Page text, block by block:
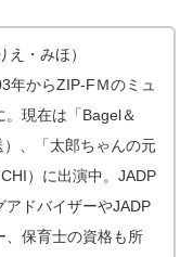
・みほ）
年からZIP-FＭのミュ
。現在は「Bagel＆
、「太郎ちゃんの元
）に出演中。JADP
アドバイザーやJADP
、保育士の資格も所